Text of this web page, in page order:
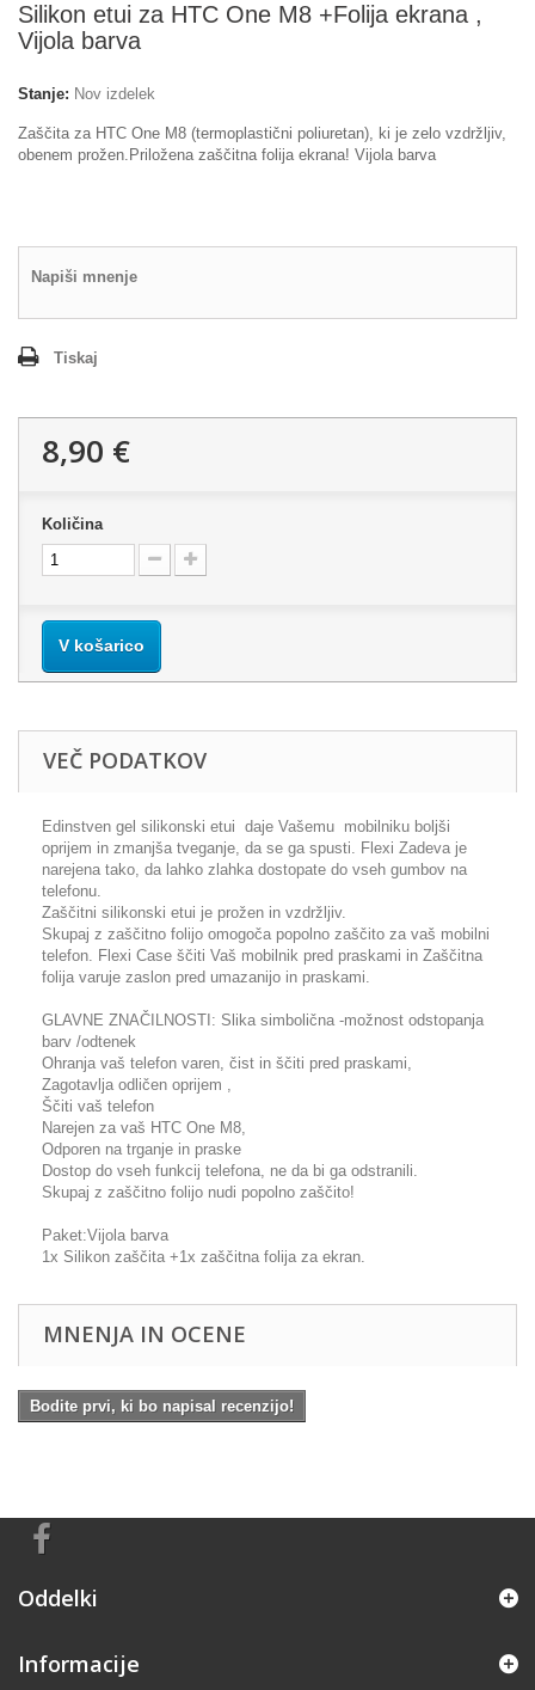
Silikon etui za HTC One M8 +Folija ekrana ,
Vijola barva
Stanje: Nov izdelek
Zaščita za HTC One M8 (termoplastični poliuretan), ki je zelo vzdržljiv,
obenem prožen.Priložena zaščitna folija ekrana! Vijola barva
Napiši mnenje
Tiskaj
8,90 €
Količina
V košarico
VEČ PODATKOV
Edinstven gel silikonski etui daje Vašemu mobilniku boljši
oprijem in zmanjša tveganje, da se ga spusti. Flexi Zadeva je
narejena tako, da lahko zlahka dostopate do vseh gumbov na
telefonu.
Zaščitni silikonski etui je prožen in vzdržljiv.
Skupaj z zaščitno folijo omogoča popolno zaščito za vaš mobilni
telefon. Flexi Case ščiti Vaš mobilnik pred praskami in Zaščitna
folija varuje zaslon pred umazanijo in praskami.
GLAVNE ZNAČILNOSTI: Slika simbolična -možnost odstopanja
barv /odtenek
Ohranja vaš telefon varen, čist in ščiti pred praskami,
Zagotavlja odličen oprijem ,
Ščiti vaš telefon
Narejen za vaš HTC One M8,
Odporen na trganje in praske
Dostop do vseh funkcij telefona, ne da bi ga odstranili.
Skupaj z zaščitno folijo nudi popolno zaščito!
Paket:Vijola barva
1x Silikon zaščita +1x zaščitna folija za ekran.
MNENJA IN OCENE
Bodite prvi, ki bo napisal recenzijo!
Oddelki
Informacije